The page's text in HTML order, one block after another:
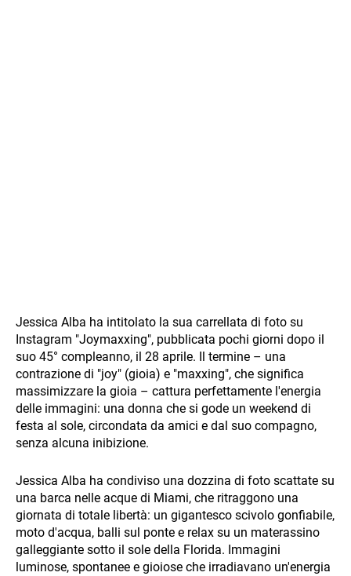
Jessica Alba ha intitolato la sua carrellata di foto su
Instagram "Joymaxxing", pubblicata pochi giorni dopo il
suo 45° compleanno, il 28 aprile. Il termine – una
contrazione di "joy" (gioia) e "maxxing", che significa
massimizzare la gioia – cattura perfettamente l'energia
delle immagini: una donna che si gode un weekend di
festa al sole, circondata da amici e dal suo compagno,
senza alcuna inibizione.
Jessica Alba ha condiviso una dozzina di foto scattate su
una barca nelle acque di Miami, che ritraggono una
giornata di totale libertà: un gigantesco scivolo gonfiabile,
moto d'acqua, balli sul ponte e relax su un materassino
galleggiante sotto il sole della Florida. Immagini
luminose, spontanee e gioiose che irradiavano un'energia